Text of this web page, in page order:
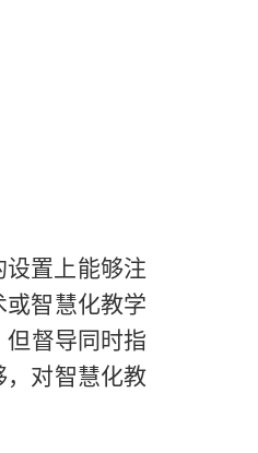
置上能够注
智慧化教学
督导同时指
，对智慧化教